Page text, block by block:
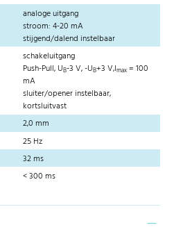
analoge uitgang
stroom: 4-20 mA
stijgend/dalend instelbaar
schakeluitgang
Push-Pull, UB-3 V, -UB+3 V,Imax = 100
mA
sluiter/opener instelbaar,
kortsluitvast
2,0 mm
25 Hz
32 ms
< 300 ms